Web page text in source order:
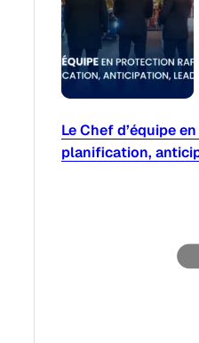
Le Chef d’équipe
planification,